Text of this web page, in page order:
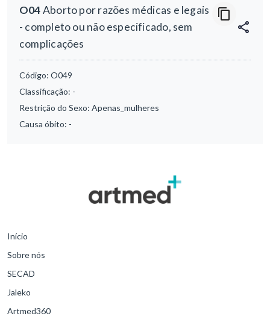
O04Aborto por razões médicas e legais
- completo ou não especificado, sem
complicações
Código: O049
Classificação: -
Restrição do Sexo: Apenas_mulheres
Causa óbito: -
Início
Sobre nós
SECAD
Jaleko
Artmed360